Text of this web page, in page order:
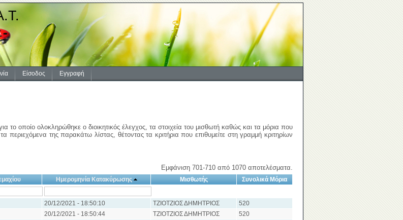
Είσοδος
Εγγραφή
το οποίο ολοκληρώθηκε ο διοικητικός έλεγχος, τα στοιχεία του μισθωτή καθώς και τα μόρια που
περιεχόμενα της παρακάτω λίστας, θέτοντας τα κριτήρια που επιθυμείτε στη γραμμή κριτηρίων
Εμφάνιση 701-710 από 1070 αποτελέσματα.
Ημερομηνία Κατακύρωσης Μισθωτής Συνολικά Μόρια
20/12/2021 - 18:50:10 ΤΖΙΟΤΖΙΟΣ ΔΗΜΗΤΡΙΟΣ
520
20/12/2021 - 18:50:44 ΤΖΙΟΤΖΙΟΣ ΔΗΜΗΤΡΙΟΣ
520